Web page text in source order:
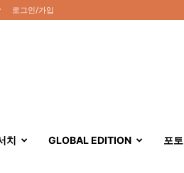
로그인/가입
치 GLOBAL EDITION 포